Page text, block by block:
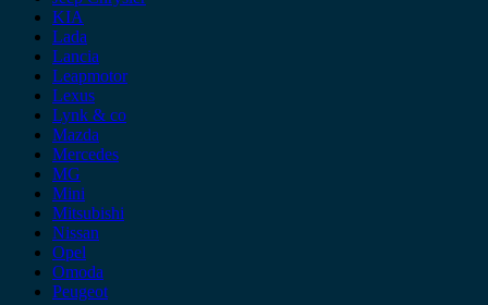
KIA
Lada
Lancia
Leapmotor
Lexus
Lynk & co
Mazda
Mercedes
MG
Mini
Mitsubishi
Nissan
Opel
Omoda
Peugeot